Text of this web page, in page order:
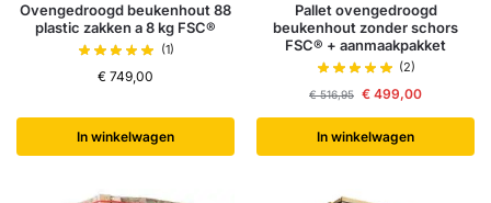
Ovengedroogd beukenhout 88
plastic zakken a 8 kg FSC®
(1)
€ 749,00
In winkelwagen
Pallet ovengedroogd
beukenhout zonder schors
FSC® + aanmaakpakket
(2)
€516,95 € 499,00
In winkelwagen